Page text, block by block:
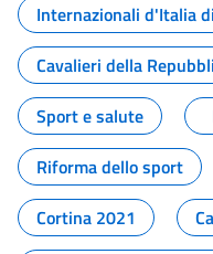
Internazionali d'Italia
Cavalieri della
Sport e salute
Riforma dello sport
Cortina 2021